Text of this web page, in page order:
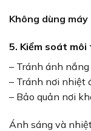
Không dùng máy
5. Kiểm soát
– Tránh ánh
– Tránh nơi nhiệt
– Bảo quản nơi
Ánh sáng và